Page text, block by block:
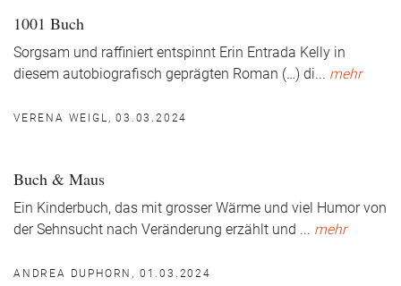
1001 Buch
Sorgsam und raffiniert entspinnt Erin Entrada Kelly in
diesem autobiografisch geprägten Roman (…) di... mehr
VERENA WEIGL, 03.03.2024
Buch & Maus
Ein Kinderbuch, das mit grosser Wärme und viel Humor von
der Sehnsucht nach Veränderung erzählt und ... mehr
ANDREA DUPHORN, 01.03.2024